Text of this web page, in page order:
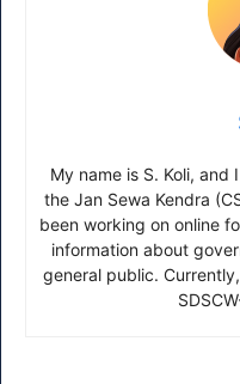
My name is S. Koli,
the Jan Sewa Kendra
been working on online
information about
general public.